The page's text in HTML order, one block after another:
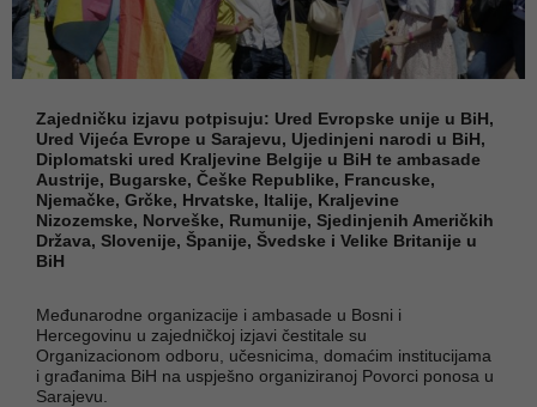
Zajedničku izjavu potpisuju: Ured Evropske unije u BiH,
Ured Vijeća Evrope u Sarajevu, Ujedinjeni narodi u BiH,
Diplomatski ured Kraljevine Belgije u BiH te ambasade
Austrije, Bugarske, Češke Republike, Francuske,
Njemačke, Grčke, Hrvatske, Italije, Kraljevine
Nizozemske, Norveške, Rumunije, Sjedinjenih Američkih
Država, Slovenije, Španije, Švedske i Velike Britanije u
BiH
Međunarodne organizacije i ambasade u Bosni i
Hercegovinu u zajedničkoj izjavi čestitale su
Organizacionom odboru, učesnicima, domaćim institucijama
i građanima BiH na uspješno organiziranoj Povorci ponosa u
Sarajevu.